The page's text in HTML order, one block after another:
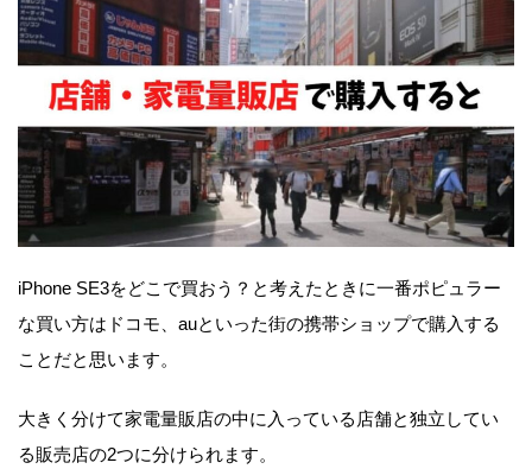
iPhone SE3をどこで買おう？と考えたときに一番ポピュラー
な買い方はドコモ、auといった街の携帯ショップで購入する
ことだと思います。
大きく分けて家電量販店の中に入っている店舗と独立してい
る販売店の2つに分けられます。